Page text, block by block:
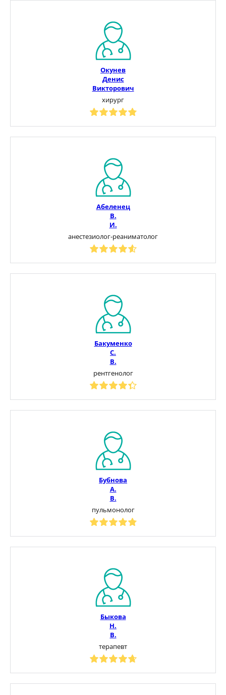
Окунев
Денис
Викторович
хирург
Абеленец
В.
И.
анестезиолог-реаниматолог
Бакуменко
С.
В.
рентгенолог
Бубнова
А.
В.
пульмонолог
Быкова
Н.
В.
терапевт